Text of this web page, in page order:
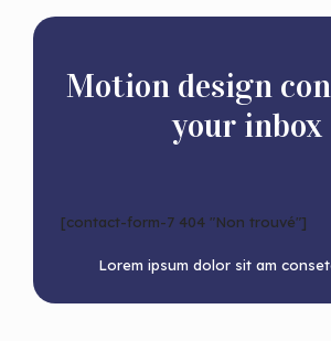
Motion design
your inbox
[contact-form-7 404 "Non trouvé"]
Lorem ipsum dolor sit am